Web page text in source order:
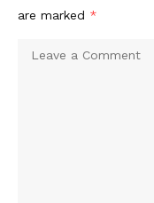
are marked *